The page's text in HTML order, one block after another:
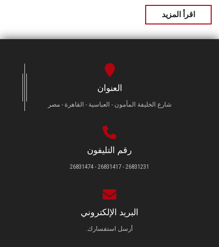
اقرأ المزيد
العنوان
شارع الخليفة المأمون - العباسية - القاهرة - مصر
رقم التليفون
26831231 - 26831417 - 26831474
البريد الإلكتروني
أرسل استفسارك.